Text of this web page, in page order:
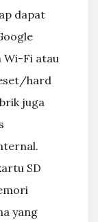
dapat
Wi-Fi atau
hard
juga
SD
yang